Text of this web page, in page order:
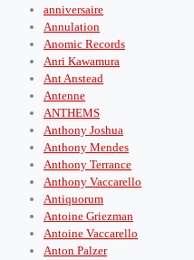
anniversaire
Annulation
Anomic Records
Anri Kawamura
Ant Anstead
Antenne
ANTHEMS
Anthony Joshua
Anthony Mendes
Anthony Terrance
Anthony Vaccarello
Antiquorum
Antoine Griezman
Antoine Vaccarello
Anton Palzer